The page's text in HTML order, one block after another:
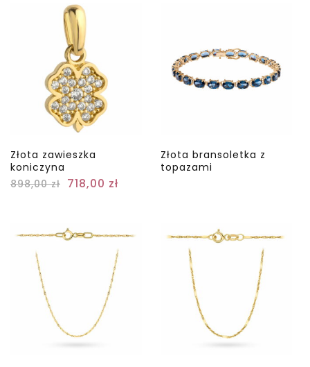
Złota zawieszka
koniczyna
898,00zł 718,00 zł
Złota bransoletka z
topazami